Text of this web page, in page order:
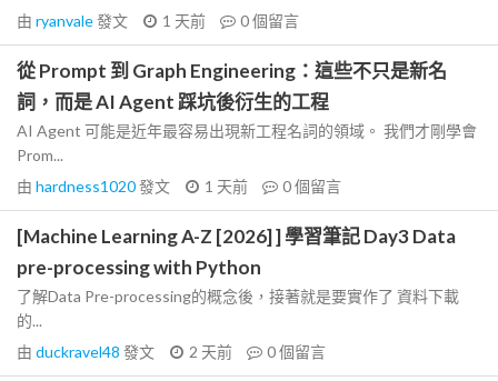
由 ryanvale發文 1 天前 0個留言
從 Prompt 到 Graph Engineering：這些不只是新名
詞，而是 AI Agent 踩坑後衍生的工程
AI Agent 可能是近年最容易出現新工程名詞的領域。 我們才剛學會
Prom...
由 hardness1020發文 1 天前 0個留言
[Machine Learning A-Z [2026] ] 學習筆記 Day3 Data
pre-processing with Python
了解Data Pre-processing的概念後，接著就是要實作了 資料下載
的...
由 duckravel48 發文 2 天前 0個留言